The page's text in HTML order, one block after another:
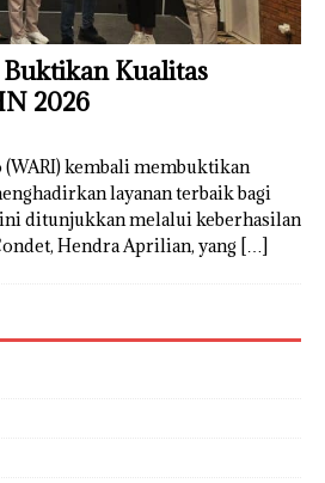
Kualitas
2026
kembali membuktikan
layanan terbaik bagi
ditunjukkan melalui keberhasilan
Hendra Aprilian, yang […]